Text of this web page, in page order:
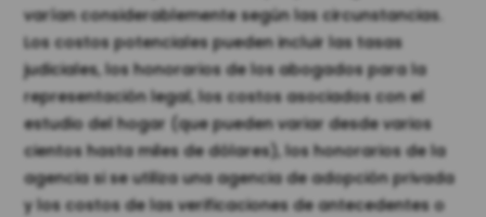
varían considerablemente según las circunstancias.
Los costos potenciales pueden incluir las tasas
judiciales, los honorarios de los abogados para la
representación legal, los costos asociados con el
estudio del hogar (que pueden variar desde varios
cientos hasta miles de dólares), los honorarios de la
agencia si se utiliza una agencia de adopción privada
y los costos de las verificaciones de antecedentes o